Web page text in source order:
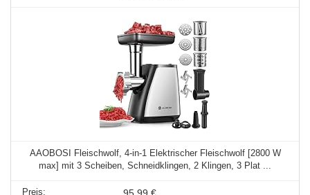
AAOBOSI Fleischwolf, 4-in-1 Elektrischer Fleischwolf [2800 W
max] mit 3 Scheiben, Schneidklingen, 2 Klingen, 3 Plat ...
95,99 €